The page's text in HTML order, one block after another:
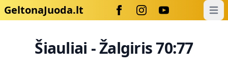
GeltonaJuoda.lt
Šiauliai - Žalgiris 70:77